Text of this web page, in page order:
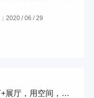
2020 / 06 / 29
骄阳房地产展厅|武汉光谷T+展厅，用空间，卖空间！